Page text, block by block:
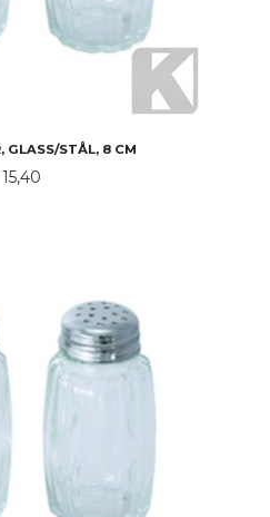
GLASS/STÅL, 8 CM
Pris
15,40